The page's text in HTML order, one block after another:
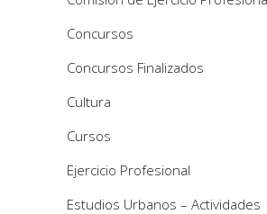
Concursos
Concursos Finalizados
Cultura
Cursos
Ejercicio Profesional
Estudios Urbanos – Actividades